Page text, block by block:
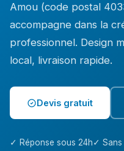
Amou (code postal
accompagne dans la
professionnel. Design
local, livraison rapide.
Devis gratuit
✓ Réponse sous 24h✓ Sans